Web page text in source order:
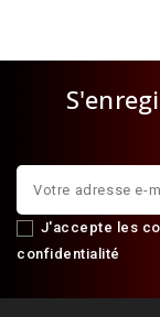
J'accepte les
confidentialité